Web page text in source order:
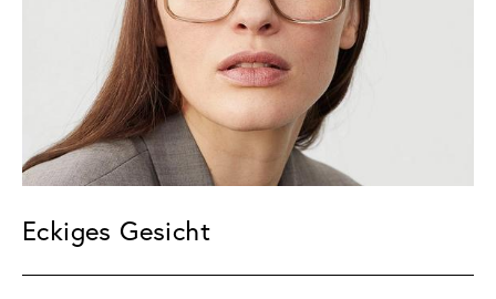
Eckiges Gesicht